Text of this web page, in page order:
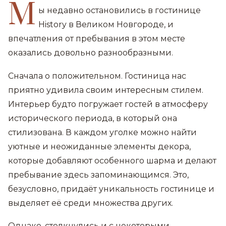
М ы недавно остановились в гостинице
History в Великом Новгороде, и
впечатления от пребывания в этом месте
оказались довольно разнообразными.
Сначала о положительном. Гостиница нас
приятно удивила своим интересным стилем.
Интерьер будто погружает гостей в атмосферу
исторического периода, в который она
стилизована. В каждом уголке можно найти
уютные и неожиданные элементы декора,
которые добавляют особенного шарма и делают
пребывание здесь запоминающимся. Это,
безусловно, придаёт уникальность гостинице и
выделяет её среди множества других.